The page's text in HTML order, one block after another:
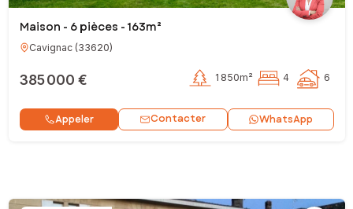
Maison - 6 pièces - 163m²
Cavignac(33620)
385 000 € 1 850m² 4 6
Appeler Contacter WhatsApp